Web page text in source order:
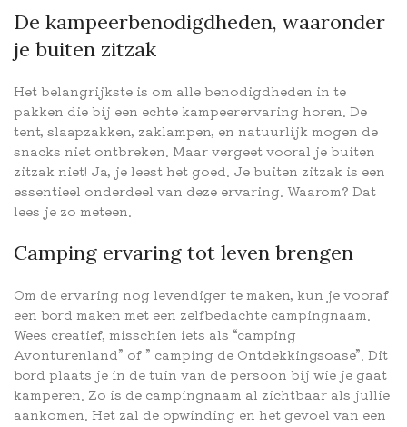
De kampeerbenodigdheden, waaronder
je buiten zitzak
Het belangrijkste is om alle benodigdheden in te
pakken die bij een echte kampeerervaring horen. De
tent, slaapzakken, zaklampen, en natuurlijk mogen de
snacks niet ontbreken. Maar vergeet vooral je buiten
zitzak niet! Ja, je leest het goed. Je buiten zitzak is een
essentieel onderdeel van deze ervaring. Waarom? Dat
lees je zo meteen.
Camping ervaring tot leven brengen
Om de ervaring nog levendiger te maken, kun je vooraf
een bord maken met een zelfbedachte campingnaam.
Wees creatief, misschien iets als “camping
Avonturenland” of ” camping de Ontdekkingsoase”. Dit
bord plaats je in de tuin van de persoon bij wie je gaat
kamperen. Zo is de campingnaam al zichtbaar als jullie
aankomen. Het zal de opwinding en het gevoel van een